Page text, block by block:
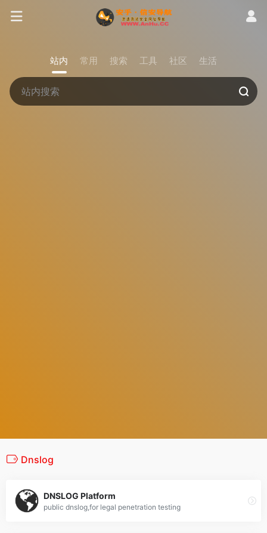
站内 常用 搜索 工具 社区 生活
Dnslog
DNSLOG Platform
public dnslog,for legal penetration testing